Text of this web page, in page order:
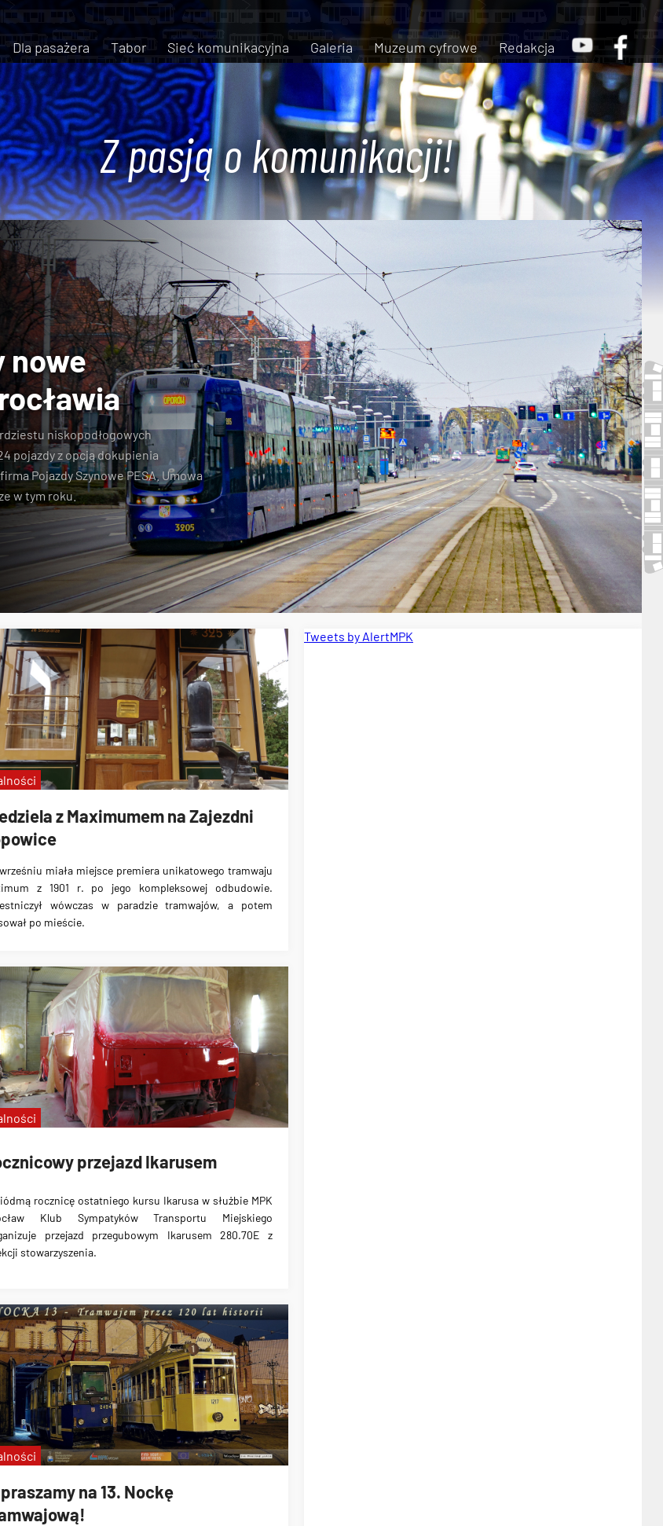
Dla pasażera Tabor Sieć komunikacyjna Galeria Muzeum cyfrowe Redakcja
Z pasją o komunikacji!
nowe
niskopodłogowych
pojazdy z opcją dokupienia
Pojazdy Szynowe PESA. Umowa
w tym roku.
z Maximumem na Zajezdni
miała miejsce premiera unikatowego tramwaju
z 1901 r. po jego kompleksowej odbudowie.
wówczas w paradzie tramwajów, a potem
po mieście.
przejazd Ikarusem
rocznicę ostatniego kursu Ikarusa w służbie MPK
Klub Sympatyków Transportu Miejskiego
przejazd przegubowym Ikarusem 280.70E z
stowarzyszenia.
na 13. Nockę
Tweets by AlertMPK